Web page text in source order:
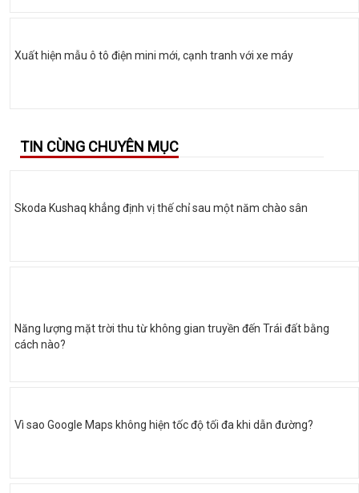
Xuất hiện mẫu ô tô điện mini mới, cạnh tranh với xe máy
TIN CÙNG CHUYÊN MỤC
Skoda Kushaq khẳng định vị thế chỉ sau một năm chào sân
Năng lượng mặt trời thu từ không gian truyền đến Trái đất bằng
cách nào?
Vì sao Google Maps không hiện tốc độ tối đa khi dẫn đường?